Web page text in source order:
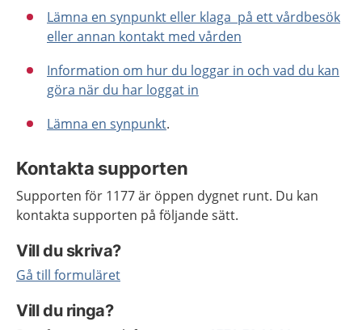
Lämna en synpunkt eller klaga på ett vårdbesök
eller annan kontakt med vården
Information om hur du loggar in och vad du kan
göra när du har loggat in
Lämna en synpunkt.
Kontakta supporten
Supporten för 1177 är öppen dygnet runt. Du kan
kontakta supporten på följande sätt.
Vill du skriva?
Gå till formuläret
Vill du ringa?